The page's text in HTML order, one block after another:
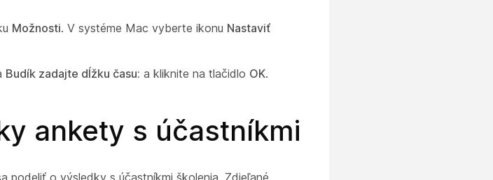
Možnosti. V systéme Mac vyberte ikonu Nastaviť
Budík zadajte dĺžku času: a kliknite na tlačidlo OK.
ankety s účastníkmi
podeliť o výsledky s účastníkmi školenia. Zdieľané